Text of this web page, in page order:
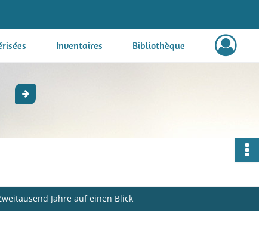
Inventaires Bibliothèque
Jahre auf einen Blick